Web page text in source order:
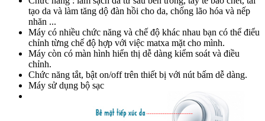
tạo da và làm tăng dộ đàn hồi cho da, chống lão hóa và nếp
nhăn ...
Máy có nhiều chức năng và chế độ khác nhau bạn có thể điểu
chỉnh từng chế độ hợp với việc matxa mặt cho mình.
Máy còn có màn hình hiển thị dễ dàng kiểm soát và điều
chỉnh.
Chức năng tắt, bật on/off trên thiết bị với nút bấm dễ dàng.
Máy sử dụng bộ sạc